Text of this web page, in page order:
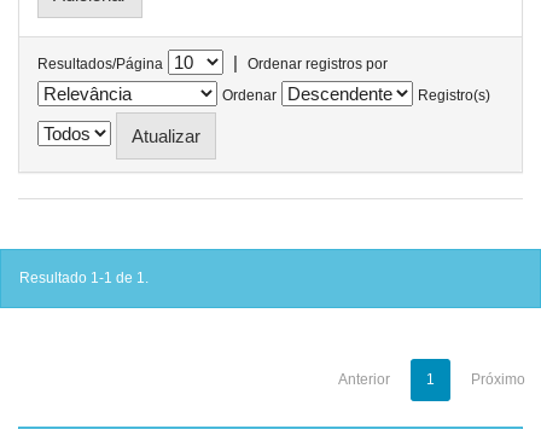
Resultados/Página |
Ordenar registros por
Ordenar
Registro(s)
Resultado 1-1 de 1.
Anterior 1 Próximo